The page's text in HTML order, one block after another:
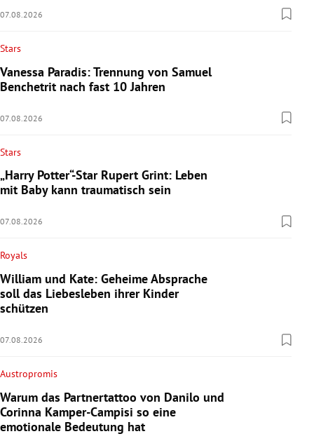
07.08.2026
Stars
Vanessa Paradis: Trennung von Samuel
Benchetrit nach fast 10 Jahren
07.08.2026
Stars
„Harry Potter“-Star Rupert Grint: Leben
mit Baby kann traumatisch sein
07.08.2026
Royals
William und Kate: Geheime Absprache
soll das Liebesleben ihrer Kinder
schützen
07.08.2026
Austropromis
Warum das Partnertattoo von Danilo und
Corinna Kamper-Campisi so eine
emotionale Bedeutung hat